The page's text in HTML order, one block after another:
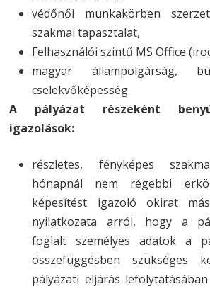
védőnői munkakörben
szakmai tapasztalat,
Felhasználói szintű MS Office
magyar állampolgárság,
cselekvőképesség
A pályázat részeként
igazolások:
részletes, fényképes
hónapnál nem régebbi
képesítést igazoló okirat
nyilatkozata arról, hogy a
foglalt személyes adatok a
összefüggésben szükséges
pályázati eljárás